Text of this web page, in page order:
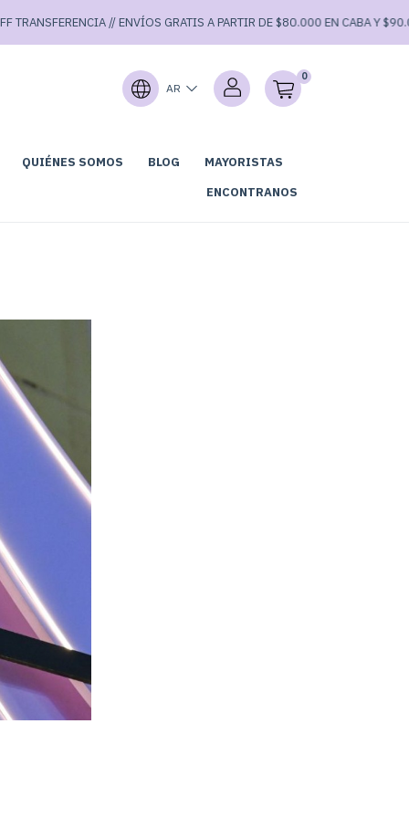
// ENVÍOS GRATIS A PARTIR DE $80.000 EN CABA Y $90.000
AR
0
QUIÉNES SOMOS BLOG
MAYORISTAS
ENCONTRANOS